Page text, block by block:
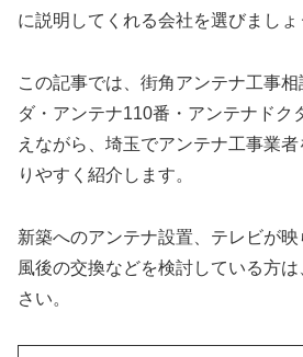
に説明してくれる会社を選びましょ
この記事では、街角アンテナ工事
ダ・アンテナ110番・アンテナドク
えながら、埼玉でアンテナ工事業
りやすく紹介します。
新築へのアンテナ設置、テレビが
風後の交換などを検討している方
さい。